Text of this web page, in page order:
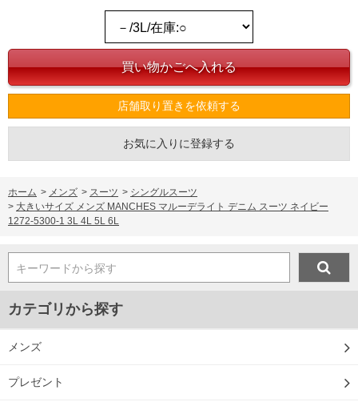
店舗取り置きを依頼する
お気に入りに登録する
ホーム > メンズ > スーツ > シングルスーツ
> 大きいサイズ メンズ MANCHES マルーデライト デニム スーツ ネイビー
1272-5300-1 3L 4L 5L 6L
キーワードから探す
カテゴリから探す
メンズ
プレゼント